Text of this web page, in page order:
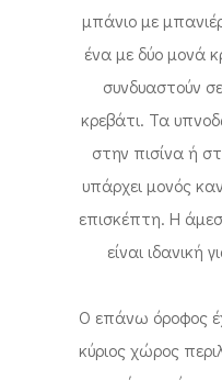
μπάνιο με
ένα με δύο μονά
συνδυαστούν
κρεβάτι. Τα
στην πισίνα ή
υπάρχει μονός
επισκέπτη. Η
είναι ιδανική
Ο επάνω όροφος
κύριος χώρος